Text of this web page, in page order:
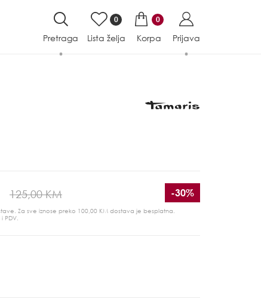
Pretraga
0
Lista želja
0
Korpa Prijava
125,00 KM -30%
Za sve iznose preko 100,00 KM dostava je besplatna.
PDV.